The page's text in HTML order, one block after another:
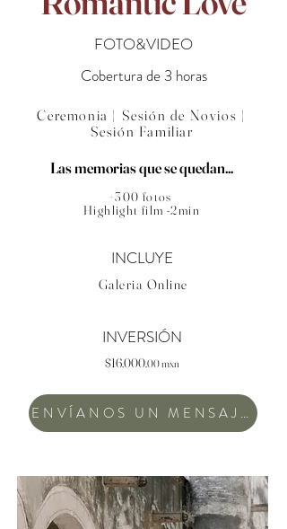
FOTO&VIDEO
Cobertura de 3 horas
Ceremonia | Sesión de Novios |
Sesión Familiar
Las memorias que se quedan...
+300 fotos
Highlight film -2min
INCLUYE
Galeria Online
INVERSIÓN
$16,000.00 mxn
ENVÍANOS UN MENSAJE